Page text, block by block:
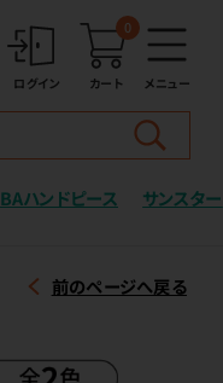
ログイン カート
0
メニュー
BAハンドピース サンスター
前のページへ戻る